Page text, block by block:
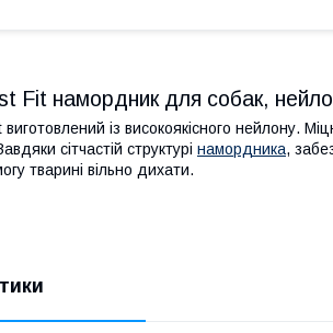
Fit намордник для собак,
із високоякісного нейлону.
сітчастій структурі намордника,
тварині вільно дихати.